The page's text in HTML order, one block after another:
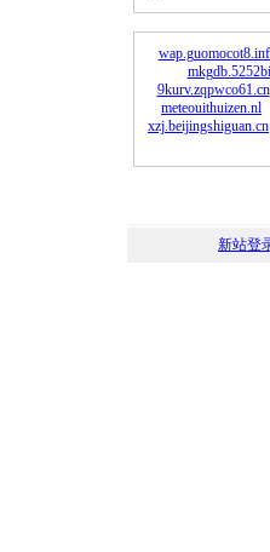
9kurv.zqpwco61.cn
meteouithuizen.nl
xzj.beijingshiguan.cn
新站登